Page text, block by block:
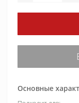
Основные